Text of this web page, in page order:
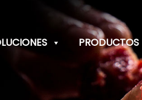
PRODUCTOS